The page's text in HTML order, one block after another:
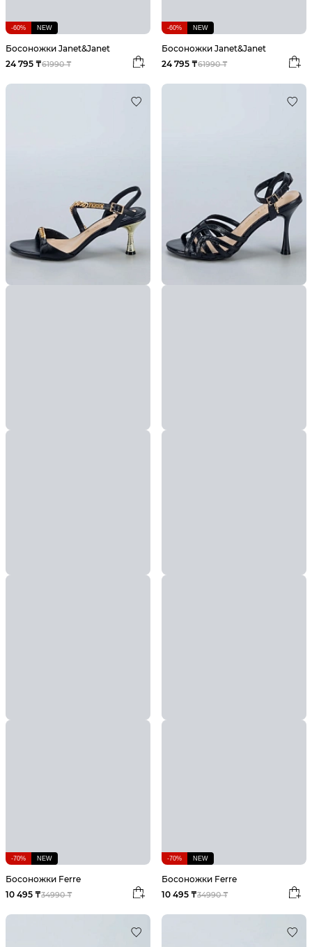
-60% NEW
Босоножки Janet&Janet
61990 ₸
24 795 ₸
-60% NEW
Босоножки Janet&Janet
61990 ₸
24 795 ₸
-70% NEW
Босоножки Ferre
34990 ₸
10 495 ₸
-70% NEW
Босоножки Ferre
34990 ₸
10 495 ₸